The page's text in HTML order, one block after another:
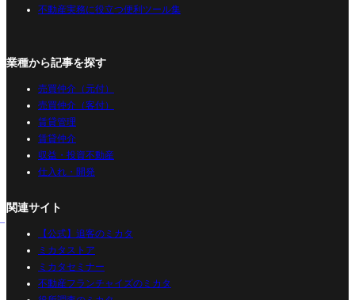
不動産実務に役立つ便利ツール集
業種から記事を探す
売買仲介（元付）
売買仲介（客付）
賃貸管理
賃貸仲介
収益・投資不動産
仕入れ・開発
関連サイト
【公式】追客のミカタ
ミカタストア
ミカタセミナー
不動産フランチャイズのミカタ